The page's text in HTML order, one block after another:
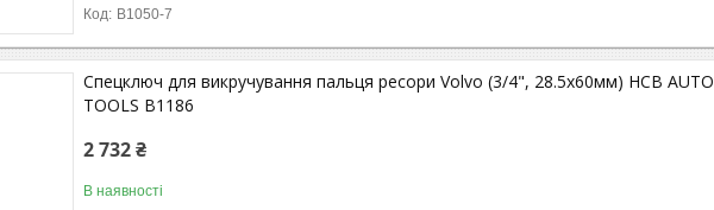
B1050-7
Спецключ для викручування пальця ресори Volvo (3/4", 28.5х60мм) HCB AUTO
TOOLS B1186
2 732 ₴
В наявності